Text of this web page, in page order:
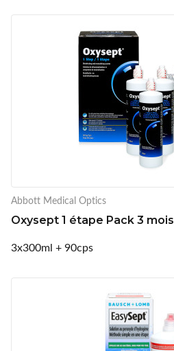
Abbott Medical Optics
Oxysept 1 étape Pack 3 mois
3x300ml + 90cps